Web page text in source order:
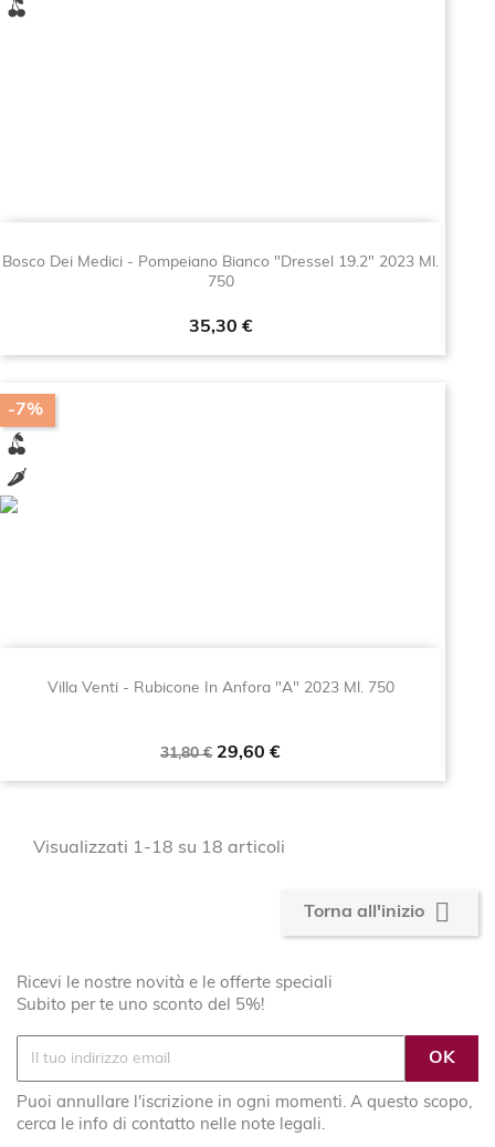
Bosco Dei Medici - Pompeiano Bianco "Dressel 19.2" 2023 Ml.
750
Prezzo
35,30 €
Villa Venti - Rubicone In Anfora "A" 2023 Ml. 750
Prezzo
31,80 € Prezzo
29,60 €
-7%
Visualizzati 1-18 su 18 articoli
Torna all'inizio 
Ricevi le nostre novità e le offerte speciali
Subito per te uno sconto del 5%!
Puoi annullare l'iscrizione in ogni momenti. A questo scopo,
cerca le info di contatto nelle note legali.